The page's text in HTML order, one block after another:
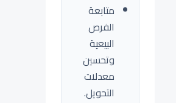
متابعة
الفرص
البيعية
وتحسين
معدلات
التحويل.